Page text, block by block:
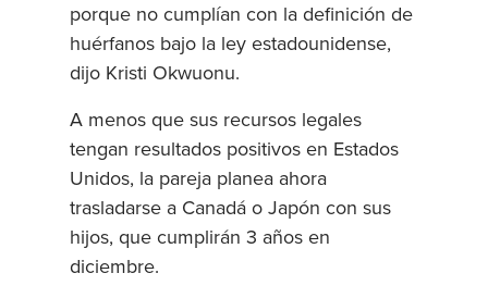
porque no cumplían con la definición de
huérfanos bajo la ley estadounidense,
dijo Kristi Okwuonu.
A menos que sus recursos legales
tengan resultados positivos en Estados
Unidos, la pareja planea ahora
trasladarse a Canadá o Japón con sus
hijos, que cumplirán 3 años en
diciembre.